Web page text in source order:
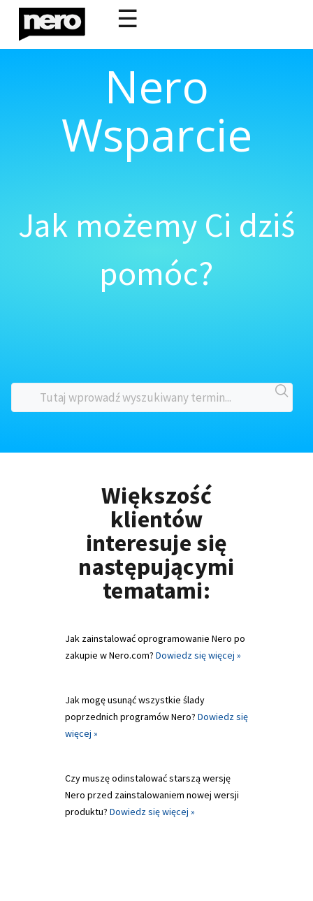
☰
Nero
Wsparcie
Jak możemy Ci dziś
pomóc?
Większość
klientów
interesuje się
następującymi
tematami:
Jak zainstalować oprogramowanie Nero po
zakupie w Nero.com? Dowiedz się więcej »
Jak mogę usunąć wszystkie ślady
poprzednich programów Nero? Dowiedz się
więcej »
Czy muszę odinstalować starszą wersję
Nero przed zainstalowaniem nowej wersji
produktu? Dowiedz się więcej »